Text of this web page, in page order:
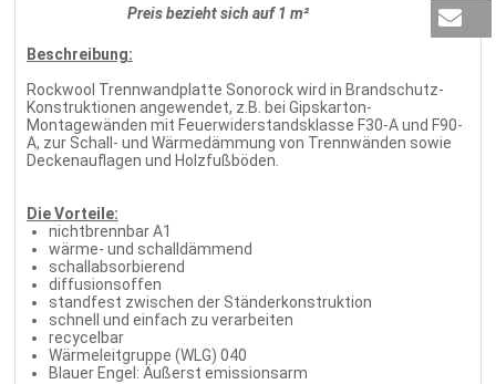
Preis bezieht sich auf 1 m²
Beschreibung:
Rockwool Trennwandplatte Sonorock wird in Brandschutz-
Konstruktionen angewendet, z.B. bei Gipskarton-
Montagewänden mit Feuerwiderstandsklasse F30-A und F90-
A, zur Schall- und Wärmedämmung von Trennwänden sowie
Deckenauflagen und Holzfußböden.
Die Vorteile:
nichtbrennbar A1
wärme- und schalldämmend
schallabsorbierend
diffusionsoffen
standfest zwischen der Ständerkonstruktion
schnell und einfach zu verarbeiten
recycelbar
Wärmeleitgruppe (WLG) 040
Blauer Engel: Äußerst emissionsarm